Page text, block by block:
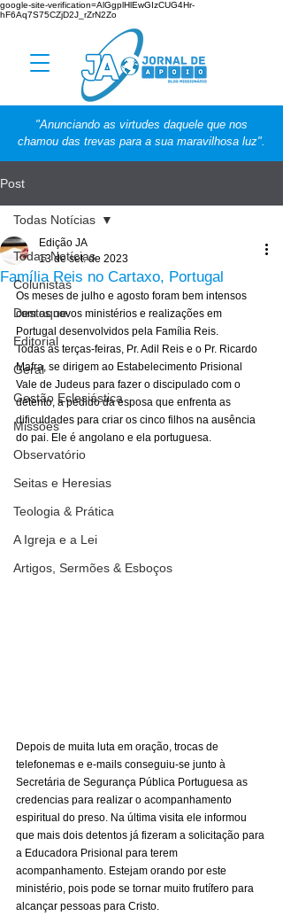
google-site-verification=AlGgplHlEwGIzCUG4Hr-
hF6Aq7S75CZjD2J_rZrN2Zo
"Anunciando as virtudes daquele que nos
chamou das trevas para a sua maravilhosa luz".
Post
Todas Notícias
Colunistas
Destaque
Editorial
Geral
Gestão Eclesiástica
Missões
Observatório
Seitas e Heresias
Teologia & Prática
A Igreja e a Lei
Artigos, Sermões & Esboços
Todas Notícias
Família Reis no Cartaxo, Portugal
Edição JA
13 de set. de 2023
Os meses de julho e agosto foram bem intensos
com os novos ministérios e realizações em
Portugal desenvolvidos pela Família Reis.
Todas as terças-feiras, Pr. Adil Reis e o Pr. Ricardo
Mafra, se dirigem ao Estabelecimento Prisional
Vale de Judeus para fazer o discipulado com o
detento, a pedido da esposa que enfrenta as
dificuldades para criar os cinco filhos na ausência
do pai. Ele é angolano e ela portuguesa.
Depois de muita luta em oração, trocas de
telefonemas e e-mails conseguiu-se junto à
Secretária de Segurança Pública Portuguesa as
credencias para realizar o acompanhamento
espiritual do preso. Na última visita ele informou
que mais dois detentos já fizeram a solicitação para
a Educadora Prisional para terem
acompanhamento. Estejam orando por este
ministério, pois pode se tornar muito frutífero para
alcançar pessoas para Cristo.